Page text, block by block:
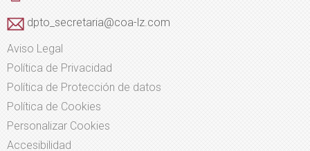
dpto_secretaria@coa-lz.com
Aviso Legal
Política de Privacidad
Política de Protección de datos
Política de Cookies
Personalizar Cookies
Accesibilidad